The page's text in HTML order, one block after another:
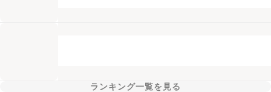
ランキング一覧を見る